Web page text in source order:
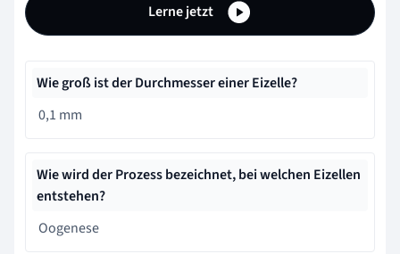
Lerne jetzt
Wie groß ist der Durchmesser einer Eizelle?
0,1 mm
Wie wird der Prozess bezeichnet, bei welchen Eizellen
entstehen?
Oogenese